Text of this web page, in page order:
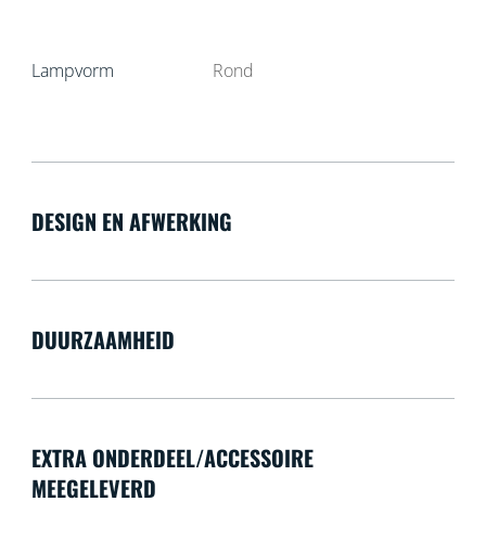
Lampvorm Rond
DESIGN EN AFWERKING
DUURZAAMHEID
EXTRA ONDERDEEL/ACCESSOIRE
MEEGELEVERD